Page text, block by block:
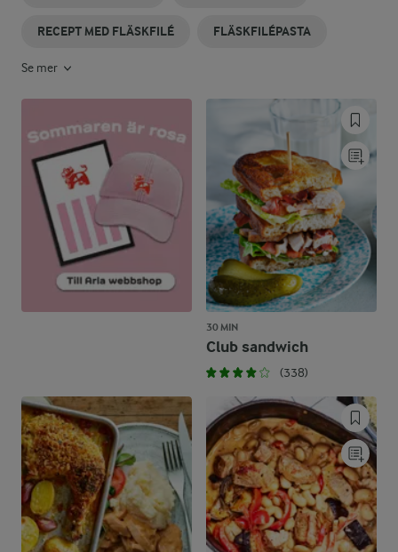
RECEPT MED FLÄSKFILÉ FLÄSKFILÉPASTA
Se mer
30 MIN
Club sandwich
(338)